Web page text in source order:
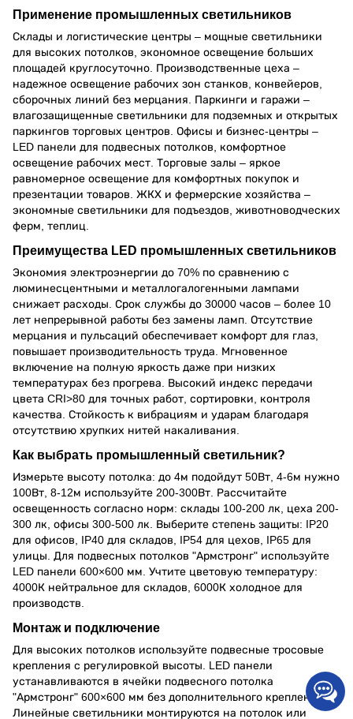
Применение промышленных светильников
Склады и логистические центры – мощные светильники
для высоких потолков, экономное освещение больших
площадей круглосуточно. Производственные цеха –
надежное освещение рабочих зон станков, конвейеров,
сборочных линий без мерцания. Паркинги и гаражи –
влагозащищенные светильники для подземных и открытых
паркингов торговых центров. Офисы и бизнес-центры –
LED панели для подвесных потолков, комфортное
освещение рабочих мест. Торговые залы – яркое
равномерное освещение для комфортных покупок и
презентации товаров. ЖКХ и фермерские хозяйства –
экономные светильники для подъездов, животноводческих
ферм, теплиц.
Преимущества LED промышленных светильников
Экономия электроэнергии до 70% по сравнению с
люминесцентными и металлогалогенными лампами
снижает расходы. Срок службы до 30000 часов – более 10
лет непрерывной работы без замены ламп. Отсутствие
мерцания и пульсаций обеспечивает комфорт для глаз,
повышает производительность труда. Мгновенное
включение на полную яркость даже при низких
температурах без прогрева. Высокий индекс передачи
цвета CRI>80 для точных работ, сортировки, контроля
качества. Стойкость к вибрациям и ударам благодаря
отсутствию хрупких нитей накаливания.
Как выбрать промышленный светильник?
Измерьте высоту потолка: до 4м подойдут 50Вт, 4-6м нужно
100Вт, 8-12м используйте 200-300Вт. Рассчитайте
освещенность согласно норм: склады 100-200 лк, цеха 200-
300 лк, офисы 300-500 лк. Выберите степень защиты: IP20
для офисов, IP40 для складов, IP54 для цехов, IP65 для
улицы. Для подвесных потолков "Армстронг" используйте
LED панели 600×600 мм. Учтите цветовую температуру:
4000К нейтральное для складов, 6000К холодное для
производств.
Монтаж и подключение
Для высоких потолков используйте подвесные тросовые
крепления с регулировкой высоты. LED панели
устанавливаются в ячейки подвесного потолка
"Армстронг" 600×600 мм без дополнительного крепления.
Линейные светильники монтируются на потолок или